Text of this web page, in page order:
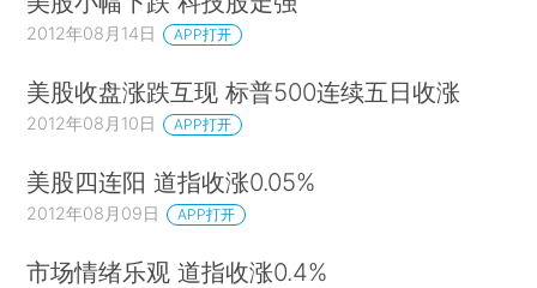
2012年08月14日 APP打开
美股收盘涨跌互现 标普500连续五日收涨
2012年08月10日 APP打开
美股四连阳 道指收涨0.05%
2012年08月09日 APP打开
市场情绪乐观 道指收涨0.4%